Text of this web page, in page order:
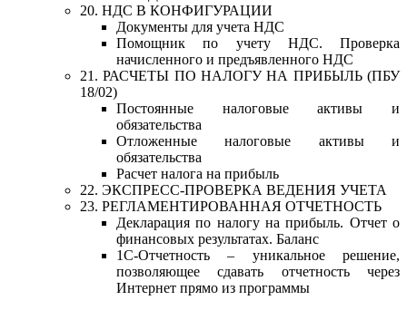
20. НДС В КОНФИГУРАЦИИ
Документы для учета НДС
Помощник по учету НДС. Проверка
начисленного и предъявленного НДС
21. РАСЧЕТЫ ПО НАЛОГУ НА ПРИБЫЛЬ (ПБУ
18/02)
Постоянные налоговые активы и
обязательства
Отложенные налоговые активы и
обязательства
Расчет налога на прибыль
22. ЭКСПРЕСС-ПРОВЕРКА ВЕДЕНИЯ УЧЕТА
23. РЕГЛАМЕНТИРОВАННАЯ ОТЧЕТНОСТЬ
Декларация по налогу на прибыль. Отчет о
финансовых результатах. Баланс
1C-Отчетность – уникальное решение,
позволяющее сдавать отчетность через
Интернет прямо из программы